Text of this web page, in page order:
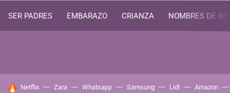
SER PADRES EMBARAZO CRIANZA NOMBRES DE
HOY SE HABLA DE
Netflix Zara Whatsapp Samsung Lidl Amazon